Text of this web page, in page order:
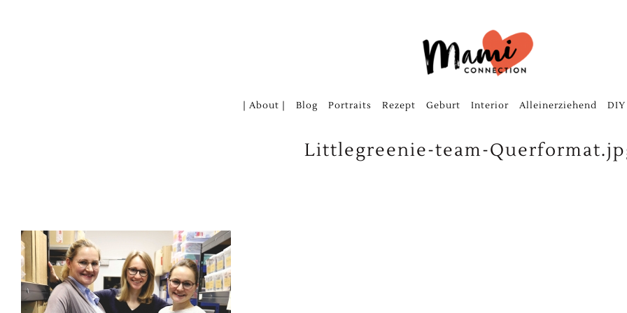
| About | Blog Portraits Rezept Geburt Interior Alleinerziehend DIY
Littlegreenie-team-